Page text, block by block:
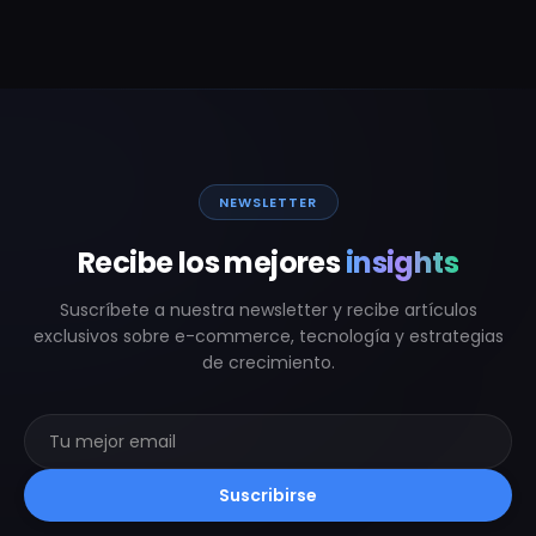
NEWSLETTER
Recibe los mejoresinsights
Suscríbete a nuestra newsletter y recibe artículos
exclusivos sobre e-commerce, tecnología y estrategias
de crecimiento.
Suscribirse